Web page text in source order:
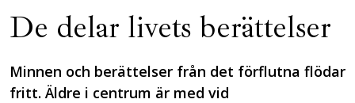
De delar livets berättelser
Minnen och berättelser från det förflutna flödar
fritt. Äldre i centrum är med vid